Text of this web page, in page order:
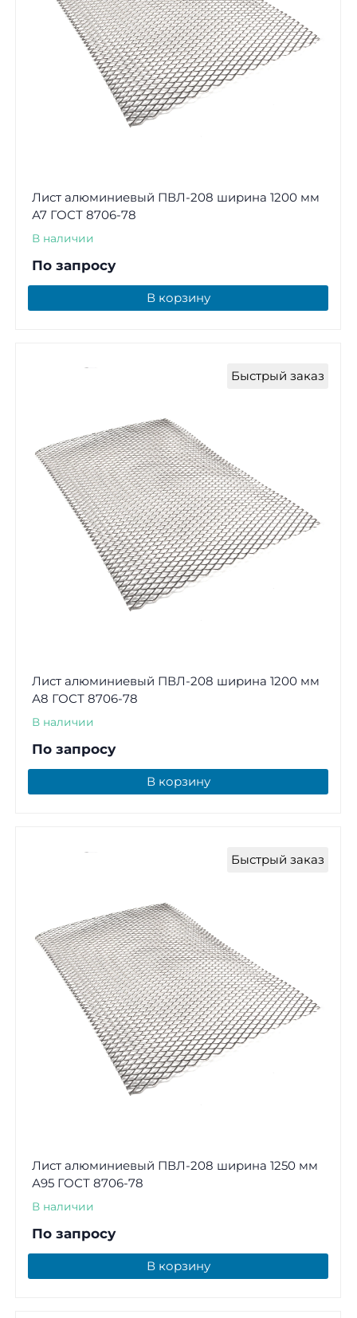
Лист алюминиевый ПВЛ-208 ширина 1200 мм
А7 ГОСТ 8706-78
В наличии
По запросу
В корзину
Быстрый заказ
Лист алюминиевый ПВЛ-208 ширина 1200 мм
А8 ГОСТ 8706-78
В наличии
По запросу
В корзину
Быстрый заказ
Лист алюминиевый ПВЛ-208 ширина 1250 мм
А95 ГОСТ 8706-78
В наличии
По запросу
В корзину